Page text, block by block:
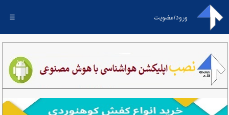
ورود/عضویت ☰